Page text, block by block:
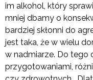
im alkohol, który
mniej dbamy o
bardziej skłonni do
jest taka, że w wielu
w nadmiarze. Do tego
przygotowaniami,